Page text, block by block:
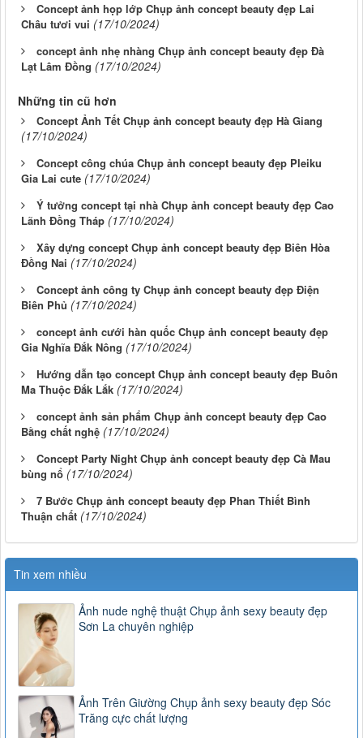
Concept ảnh họp lớp Chụp ảnh concept beauty đẹp Lai
Châu tươi vui (17/10/2024)
concept ảnh nhẹ nhàng Chụp ảnh concept beauty đẹp Đà
Lạt Lâm Đồng (17/10/2024)
Những tin cũ hơn
Concept Ảnh Tết Chụp ảnh concept beauty đẹp Hà Giang
(17/10/2024)
Concept công chúa Chụp ảnh concept beauty đẹp Pleiku
Gia Lai cute (17/10/2024)
Ý tưởng concept tại nhà Chụp ảnh concept beauty đẹp Cao
Lãnh Đồng Tháp (17/10/2024)
Xây dựng concept Chụp ảnh concept beauty đẹp Biên Hòa
Đồng Nai (17/10/2024)
Concept ảnh công ty Chụp ảnh concept beauty đẹp Điện
Biên Phủ (17/10/2024)
concept ảnh cưới hàn quốc Chụp ảnh concept beauty đẹp
Gia Nghĩa Đắk Nông (17/10/2024)
Hướng dẫn tạo concept Chụp ảnh concept beauty đẹp Buôn
Ma Thuộc Đắk Lắk (17/10/2024)
concept ảnh sản phẩm Chụp ảnh concept beauty đẹp Cao
Bằng chất nghệ (17/10/2024)
Concept Party Night Chụp ảnh concept beauty đẹp Cà Mau
bùng nổ (17/10/2024)
7 Bước Chụp ảnh concept beauty đẹp Phan Thiết Bình
Thuận chất (17/10/2024)
Tin xem nhiều
Ảnh nude nghệ thuật Chụp ảnh sexy beauty đẹp
Sơn La chuyên nghiệp
Ảnh Trên Giường Chụp ảnh sexy beauty đẹp Sóc
Trăng cực chất lượng